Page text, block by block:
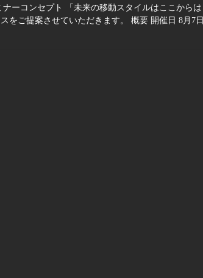
ーコンセプト 「未来の移動スタイルはここからは
をご提案させていただきます。 概要 開催日 8月7日